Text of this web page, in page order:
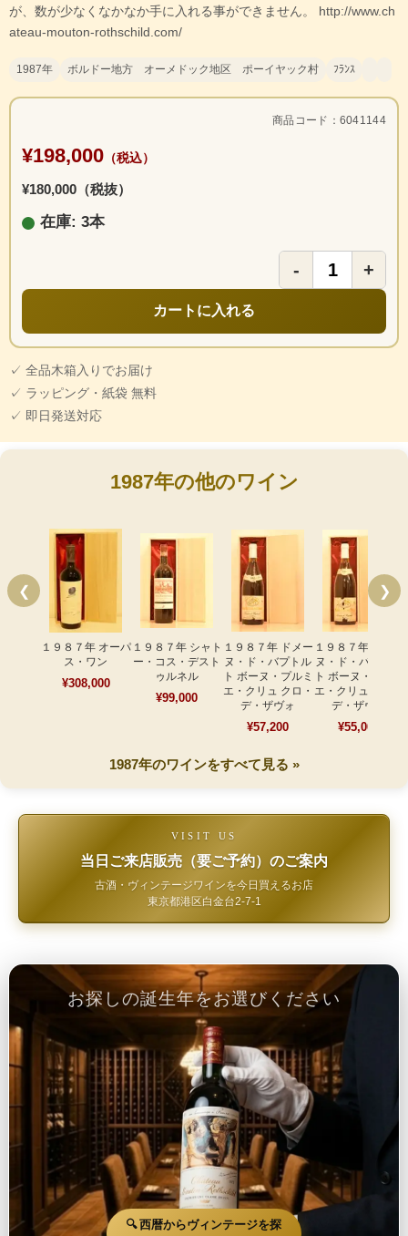
が、数が少なくなかなか手に入れる事ができません。 http://www.ch
ateau-mouton-rothschild.com/
1987年 ボルドー地方 オーメドック地区 ポーイヤック村 ﾌﾗﾝｽ
商品コード：6041144
¥198,000 （税込）
¥180,000（税抜）
在庫: 3本
- +
カートに入れる
✓ 全品木箱入りでお届け
✓ ラッピング・紙袋 無料
✓ 即日発送対応
1987年の他のワイン
❮
１９８７年 オーパ
ス・ワン
¥308,000
１９８７年 シャト
ー・コス・デスト
ゥルネル
¥99,000
１９８７年 ドメー
ヌ・ド・バプトル
ト ボーヌ・プルミ
エ・クリュ クロ・
デ・ザヴォ
¥57,200
１９８７年 ドメー
ヌ・ド・バプトル
ト ボーヌ・プルミ
エ・クリュ クロ・
デ・ザヴォ
¥55,000
❯
1987年のワインをすべて見る »
VISIT US
当日ご来店販売（要ご予約）のご案内
古酒・ヴィンテージワインを今日買えるお店
東京都港区白金台2-7-1
お探しの誕生年をお選びください
🔍 西暦からヴィンテージを探